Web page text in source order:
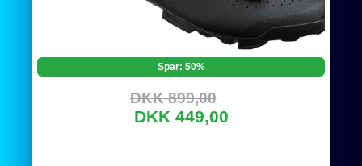
Spar: 50%
DKK 899,00
DKK 449,00